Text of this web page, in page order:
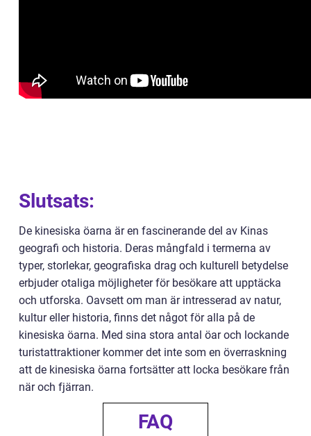
Slutsats:
De kinesiska öarna är en fascinerande del av Kinas
geografi och historia. Deras mångfald i termerna av
typer, storlekar, geografiska drag och kulturell betydelse
erbjuder otaliga möjligheter för besökare att upptäcka
och utforska. Oavsett om man är intresserad av natur,
kultur eller historia, finns det något för alla på de
kinesiska öarna. Med sina stora antal öar och lockande
turistattraktioner kommer det inte som en överraskning
att de kinesiska öarna fortsätter att locka besökare från
när och fjärran.
FAQ